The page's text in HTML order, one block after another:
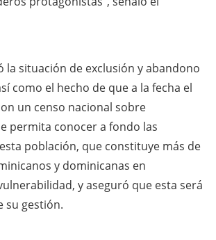
la situación de exclusión y abandono
como el hecho de que a la fecha el
un censo nacional sobre
permita conocer a fondo las
población, que constituye más de
y dominicanas en
y aseguró que esta será
su gestión.